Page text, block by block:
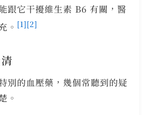
跟它干擾維生素 B6 有關，醫
。 [1][2]
別的血壓藥，幾個常聽到的疑
。